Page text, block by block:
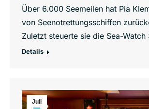
Über 6.000 Seemeilen hat Pia
von Seenotrettungsschiffen
Zuletzt steuerte sie die Sea-
Details
Juli